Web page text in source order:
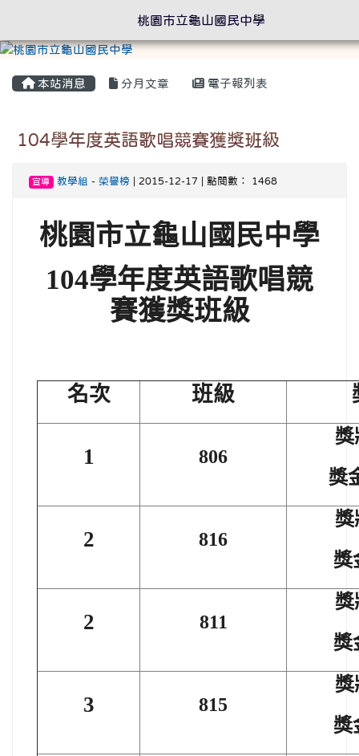
本站消息 分月文章 電子報列表
104學年度英語歌唱競賽獲獎班級
宣導 教學組 - 榮譽榜 | 2015-12-17 | 點閱數： 1468
桃園市立龜山國民中學
104學年度英語歌唱競
賽獲獎班級
名次 班級
1 806
獎
獎
2 816
獎
獎
2 811
獎
獎
3 815
獎
獎
桃園市立龜山國民中學